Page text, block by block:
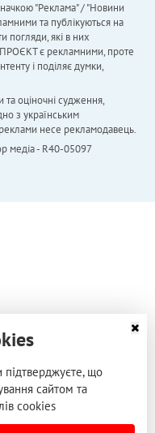
"Реклама" / "Новини
та публікуються на
погляди, які в них
є рекламними, проте
і поділяє думки,
та оціночні судження,
з українським
реклами несе рекламодавець.
медіа - R40-05097
що
сайтом та
cookies